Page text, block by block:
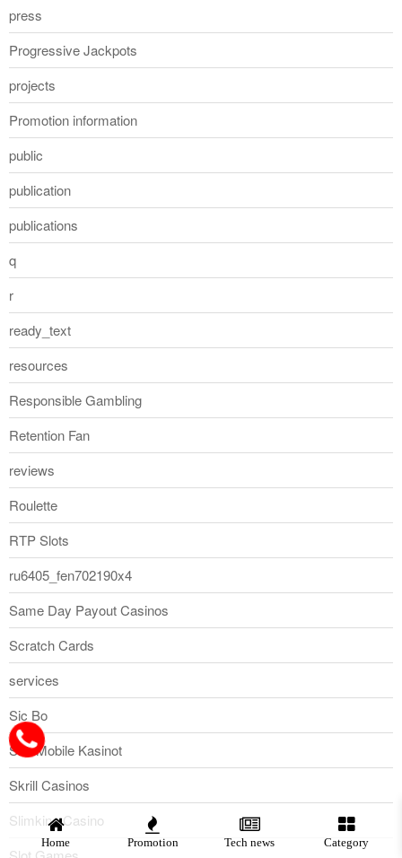
press
Progressive Jackpots
projects
Promotion information
public
publication
publications
q
r
ready_text
resources
Responsible Gambling
Retention Fan
reviews
Roulette
RTP Slots
ru6405_fen702190x4
Same Day Payout Casinos
Scratch Cards
services
Sic Bo
Siru Mobile Kasinot
Skrill Casinos
Slimking Casino
Home Promotion Tech news Category